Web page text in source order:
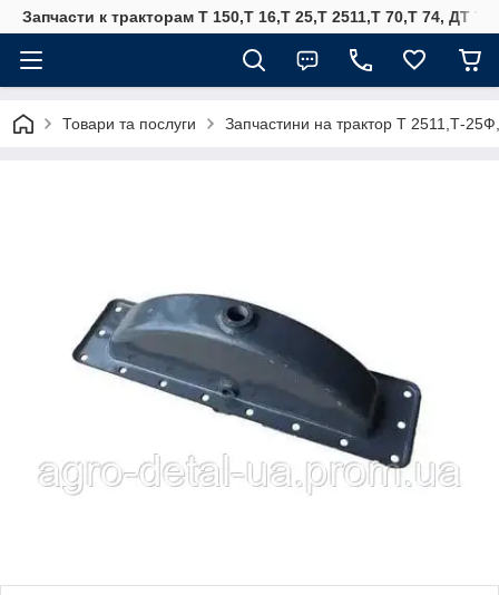
Запчасти к тракторам Т 150,Т 16,Т 25,Т 2511,Т 70,Т 74, ДТ
Товари та послуги Запчастини на трактор Т 2511,Т-